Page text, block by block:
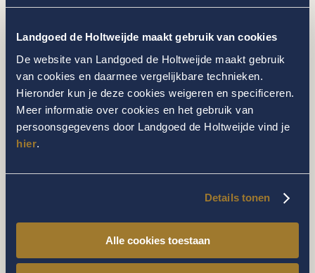
Landgoed de Holtweijde maakt gebruik van cookies
De website van Landgoed de Holtweijde maakt gebruik
van cookies en daarmee vergelijkbare technieken.
Hieronder kun je deze cookies weigeren en specificeren.
Meer informatie over cookies en het gebruik van
persoonsgegevens door Landgoed de Holtweijde vind je
hier.
Details tonen
Alle cookies toestaan
op Landgoed de Holtweijde laat elk seizoen
energie op voor lichaam en geest, beleef de
natuur, proef de pure smaak van onze
ambachtelijke keuken en geniet!
Tot ziens op ons
Landgoed De Holtweijde!